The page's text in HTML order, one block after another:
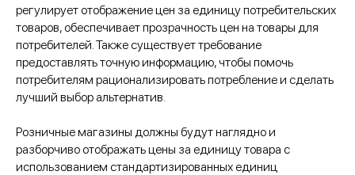
регулирует отображение цен за единицу потребительских
товаров, обеспечивает прозрачность цен на товары для
потребителей. Также существует требование
предоставлять точную информацию, чтобы помочь
потребителям рационализировать потребление и сделать
лучший выбор альтернатив.
Розничные магазины должны будут наглядно и
разборчиво отображать цены за единицу товара с
использованием стандартизированных единиц